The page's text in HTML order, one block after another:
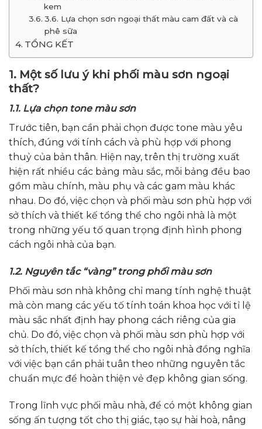
kem
3.6. Lựa chọn sơn ngoại thất màu cam đất và cà
phê sữa
TỔNG KẾT
1. Một số lưu ý khi phối màu sơn ngoại
thất?
1.1. Lựa chọn tone màu sơn
Trước tiên, bạn cần phải chọn được tone màu yêu
thích, đúng với tính cách và phù hợp với phong
thuỷ của bản thân. Hiện nay, trên thị trường xuất
hiện rất nhiều các bảng màu sắc, mỗi bảng đều bao
gồm màu chính, màu phụ và các gam màu khác
nhau. Do đó, việc chọn và phối màu sơn phù hợp với
sở thích và thiết kế tổng thể cho ngôi nhà là một
trong những yếu tố quan trọng định hình phong
cách ngôi nhà của bạn.
1.2. Nguyên tắc “vàng” trong phối màu sơn
Phối màu sơn nhà không chỉ mang tính nghệ thuật
mà còn mang các yếu tố tính toán khoa học với tỉ lệ
màu sắc nhất định hay phong cách riêng của gia
chủ. Do đó, việc chọn và phối màu sơn phù hợp với
sở thích, thiết kế tổng thể cho ngôi nhà đồng nghĩa
với việc bạn cần phải tuân theo những nguyên tắc
chuẩn mực để hoàn thiện vẻ đẹp không gian sống.
Trong lĩnh vực phối màu nhà, để có một không gian
sống ấn tượng tốt cho thị giác, tạo sự hài hoà, nâng